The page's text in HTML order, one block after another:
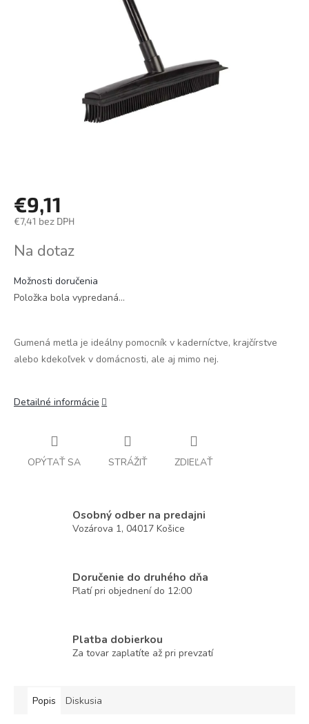
€9,11
€7,41 bez DPH
cena:
Na dotaz
Možnosti doručenia
Položka bola vypredaná…
Gumená metla je ideálny pomocník v kaderníctve, krajčírstve
alebo kdekoľvek v domácnosti, ale aj mimo nej.
Detailné informácie
OPÝTAŤ SA STRÁŽIŤ ZDIEĽAŤ
Osobný odber na predajni
Vozárova 1, 04017 Košice
Doručenie do druhého dňa
Platí pri objednení do 12:00
Platba dobierkou
Za tovar zaplatíte až pri prevzatí
Popis Diskusia